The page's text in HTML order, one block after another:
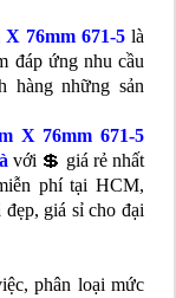
76mm 671-5là
đáp ứng nhu cầu
hàng những sản
X 76mm 671-5
với 💲 giá rẻ nhất
phí tại HCM,
đẹp, giá sỉ cho đại
phân loại mức